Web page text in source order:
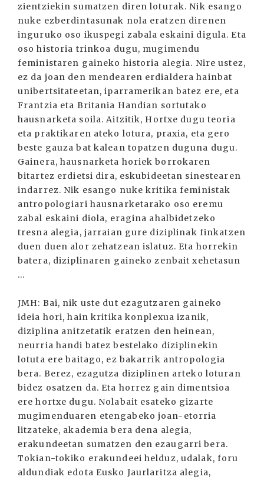
zientziekin sumatzen diren loturak. Nik esango
nuke ezberdintasunak nola eratzen direnen
inguruko oso ikuspegi zabala eskaini digula. Eta
oso historia trinkoa dugu, mugimendu
feministaren gaineko historia alegia. Nire ustez,
ez da joan den mendearen erdialdera hainbat
unibertsitateetan, iparramerikan batez ere, eta
Frantzia eta Britania Handian sortutako
hausnarketa soila. Aitzitik, Hortxe dugu teoria
eta praktikaren ateko lotura, praxia, eta gero
beste gauza bat kalean topatzen duguna dugu.
Gainera, hausnarketa horiek borrokaren
bitartez erdietsi dira, eskubideetan sinestearen
indarrez. Nik esango nuke kritika feministak
antropologiari hausnarketarako oso eremu
zabal eskaini diola, eragina ahalbidetzeko
tresna alegia, jarraian gure diziplinak finkatzen
duen duen alor zehatzean islatuz. Eta horrekin
batera, diziplinaren gaineko zenbait xehetasun
...
JMH: Bai, nik uste dut ezagutzaren gaineko
ideia hori, hain kritika konplexua izanik,
diziplina anitzetatik eratzen den heinean,
neurria handi batez bestelako diziplinekin
lotuta ere baitago, ez bakarrik antropologia
bera. Berez, ezagutza diziplinen arteko loturan
bidez osatzen da. Eta horrez gain dimentsioa
ere hortxe dugu. Nolabait esateko gizarte
mugimenduaren etengabeko joan-etorria
litzateke, akademia bera dena alegia,
erakundeetan sumatzen den ezaugarri bera.
Tokian-tokiko erakundeei helduz, udalak, foru
aldundiak edota Eusko Jaurlaritza alegia,